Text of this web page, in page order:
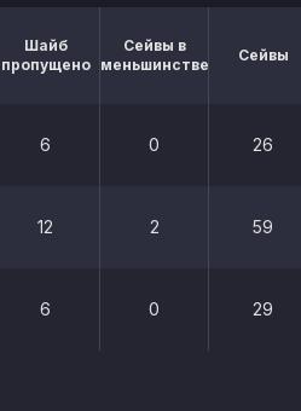
Шайб
пропущено
Сейвы в
меньшинстве
Сейвы
6 0 26
12 2 59
6 0 29